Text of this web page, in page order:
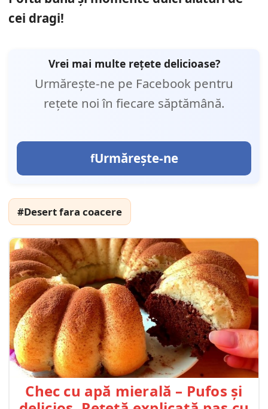
cei dragi!
Vrei mai multe rețete delicioase?
Urmărește-ne pe Facebook pentru
rețete noi în fiecare săptămână.
Urmărește-ne
#Desert fara coacere
Chec cu apă mierală – Pufos și